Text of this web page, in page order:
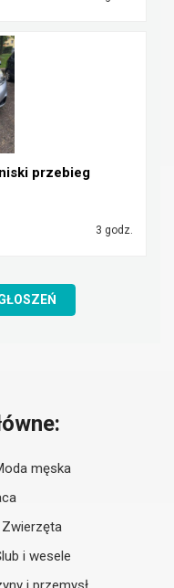
przebieg
3 godz.
męska
Zwierzęta
i wesele